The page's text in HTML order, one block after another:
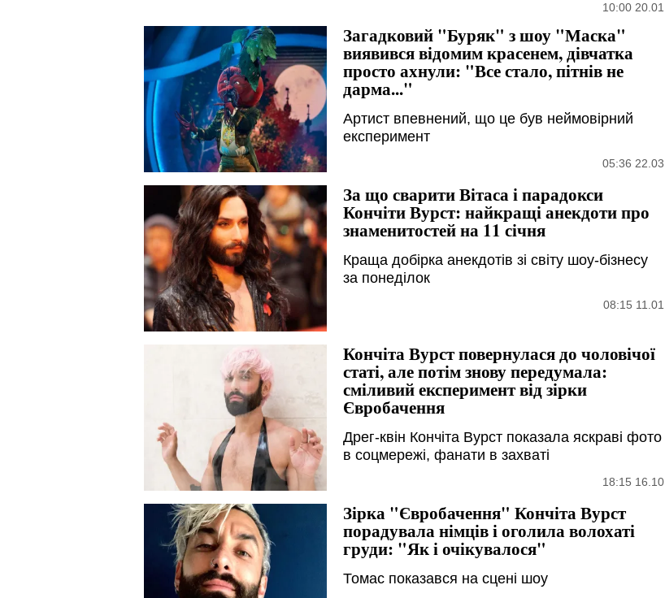
10:00 20.01
Загадковий "Буряк" з шоу "Маска"
виявився відомим красенем, дівчатка
просто ахнули: "Все стало, пітнів не
дарма..."
Артист впевнений, що це був неймовірний
експеримент
05:36 22.03
За що сварити Вітаса і парадокси
Кончіти Вурст: найкращі анекдоти про
знаменитостей на 11 січня
Краща добірка анекдотів зі світу шоу-бізнесу
за понеділок
08:15 11.01
Кончіта Вурст повернулася до чоловічої
статі, але потім знову передумала:
сміливий експеримент від зірки
Євробачення
Дрег-квін Кончіта Вурст показала яскраві фото
в соцмережі, фанати в захваті
18:15 16.10
Зірка "Євробачення" Кончіта Вурст
порадувала німців і оголила волохаті
груди: "Як і очікувалося"
Томас показався на сцені шоу